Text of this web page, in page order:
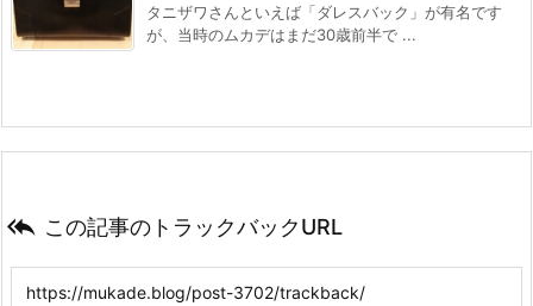
タニザワさんといえば「ダレスバック」が有名です
が、当時のムカデはまだ30歳前半で ...
 この記事のトラックバックURL